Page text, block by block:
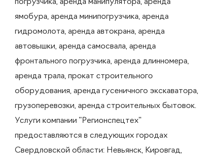
погрузчика, аренда манипулятора, аренда
ямобура, аренда минипогрузчика, аренда
гидромолота, аренда автокрана, аренда
автовышки, аренда самосвала, аренда
фронтального погрузчика, аренда длинномера,
аренда трала, прокат строительного
оборудования, аренда гусеничного экскаватора,
грузоперевозки, аренда строительных бытовок.
Услуги компании "Регионспецтех"
предоставляются в следующих городах
Свердловской области: Невьянск, Кировгад,